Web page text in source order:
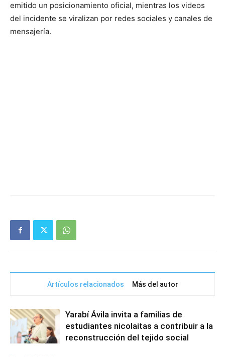
emitido un posicionamiento oficial, mientras los videos
del incidente se viralizan por redes sociales y canales de
mensajería.
Artículos relacionados Más del autor
Yarabí Ávila invita a familias de
estudiantes nicolaitas a contribuir a la
reconstrucción del tejido social